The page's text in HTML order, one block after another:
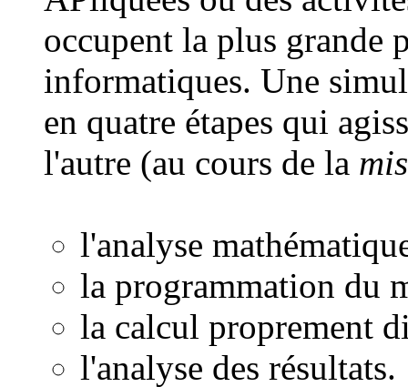
occupent la plus grande
informatiques. Une
en quatre étapes qui
l'autre (au cours de la
l'analyse
la programmation du
la calcul proprement
l'analyse des résultats.